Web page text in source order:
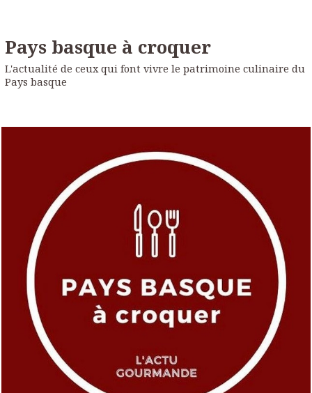
Pays basque à croquer
L'actualité de ceux qui font vivre le patrimoine culinaire du
Pays basque